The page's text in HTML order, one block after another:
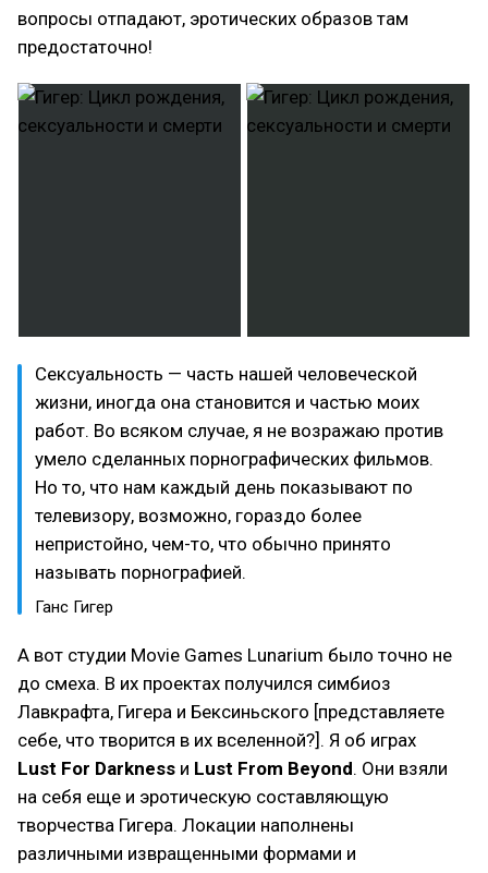
вопросы отпадают, эротических образов там
предостаточно!
Сексуальность — часть нашей человеческой
жизни, иногда она становится и частью моих
работ. Во всяком случае, я не возражаю против
умело сделанных порнографических фильмов.
Но то, что нам каждый день показывают по
телевизору, возможно, гораздо более
непристойно, чем-то, что обычно принято
называть порнографией.
Ганс Гигер
А вот студии Movie Games Lunarium было точно не
до смеха. В их проектах получился симбиоз
Лавкрафта, Гигера и Бексиньского [представляете
себе, что творится в их вселенной?]. Я об играх
Lust For Darkness и Lust From Beyond. Они взяли
на себя еще и эротическую составляющую
творчества Гигера. Локации наполнены
различными извращенными формами и